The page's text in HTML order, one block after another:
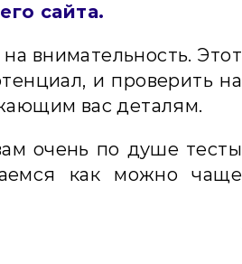
сайта.
внимательность. Этот
и проверить на
вас деталям.
очень по душе тесты
как можно чаще